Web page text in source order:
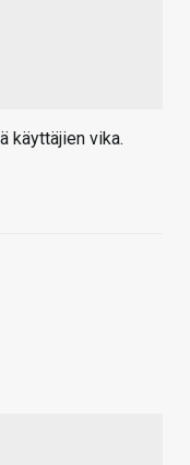
käyttäjien vika.